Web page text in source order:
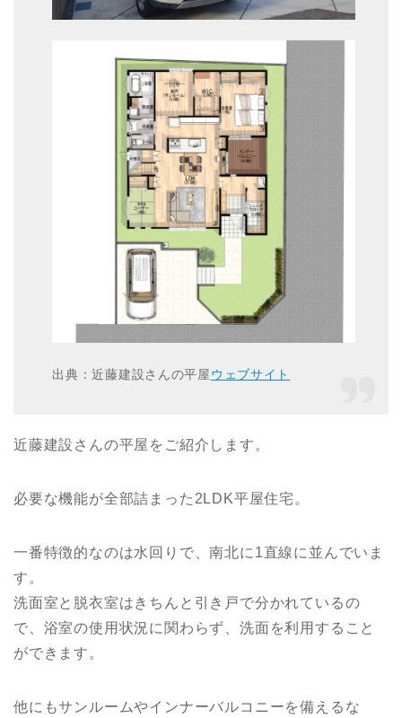
出典：近藤建設さんの平屋ウェブサイト
近藤建設さんの平屋をご紹介します。
必要な機能が全部詰まった2LDK平屋住宅。
一番特徴的なのは水回りで、南北に1直線に並んでいま
す。
洗面室と脱衣室はきちんと引き戸で分かれているの
で、浴室の使用状況に関わらず、洗面を利用すること
ができます。
他にもサンルームやインナーバルコニーを備えるな